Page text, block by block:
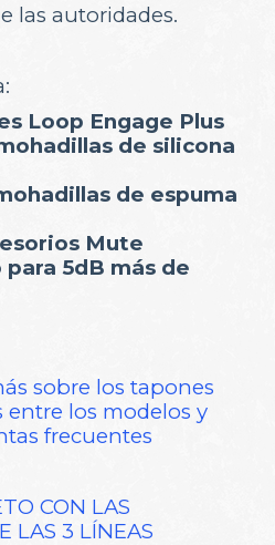
las autoridades.
Loop Engage Plus
de silicona
de espuma
Mute
5dB más de
sobre los tapones
entre los modelos y
frecuentes
CON LAS
LAS 3 LÍNEAS